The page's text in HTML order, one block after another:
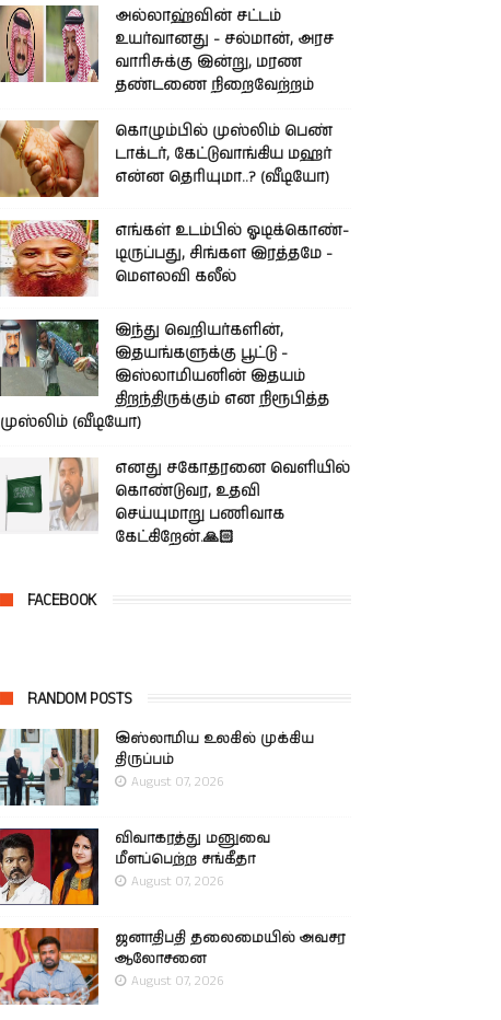
அல்லாஹ்வின் சட்டம்
உயர்வானது - சல்மான், அரச
வாரிசுக்கு இன்று, மரண
தண்டணை நிறைவேற்றம்
கொழும்பில் முஸ்லிம் பெண்
டாக்டர், கேட்டுவாங்கிய மஹர்
என்ன தெரியுமா..? (வீடியோ)
எங்கள் உடம்பில் ஓடிக்­கொண்­
டி­ருப்­பது, சிங்­கள இரத்­தமே -
மௌலவி கலீல்
இந்து வெறியர்களின்,
இதயங்களுக்கு பூட்டு -
இஸ்லாமியனின் இதயம்
திறந்திருக்கும் என நிரூபித்த
முஸ்லிம் (வீடியோ)
எனது சகோதரனை வெளியில்
கொண்டுவர, உதவி
செய்யுமாறு பணிவாக
கேட்கிறேன்.🙏🏻
FACEBOOK
RANDOM POSTS
இஸ்லாமிய உலகில் முக்கிய
திருப்பம்
August 07, 2026
விவாகரத்து மனுவை
மீளப்பெற்ற சங்கீதா
August 07, 2026
ஜனாதிபதி தலைமையில் அவசர
ஆலோசனை
August 07, 2026